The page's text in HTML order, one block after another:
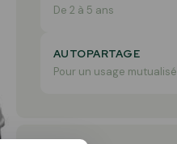
De 2 à 5 ans
AUTOPARTAGE
Pour un usage mutualisé